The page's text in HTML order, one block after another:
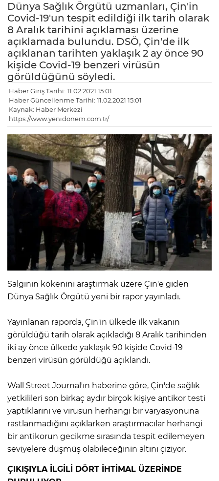
Dünya Sağlık Örgütü uzmanları, Çin'in
Covid-19'un tespit edildiği ilk tarih olarak
8 Aralık tarihini açıklaması üzerine
açıklamada bulundu. DSÖ, Çin'de ilk
açıklanan tarihten yaklaşık 2 ay önce 90
kişide Covid-19 benzeri virüsün
görüldüğünü söyledi.
Haber Giriş Tarihi: 11.02.2021 15:01
Haber Güncellenme Tarihi: 11.02.2021 15:01
Kaynak: Haber Merkezi
https://www.yenidonem.com.tr/
Salgının kökenini araştırmak üzere Çin'e giden
Dünya Sağlık Örgütü yeni bir rapor yayınladı.
Yayınlanan raporda, Çin'in ülkede ilk vakanın
görüldüğü tarih olarak açıkladığı 8 Aralık tarihinden
iki ay önce ülkede yaklaşık 90 kişide Covid-19
benzeri virüsün görüldüğü açıklandı.
Wall Street Journal'ın haberine göre, Çin'de sağlık
yetkilileri son birkaç aydır birçok kişiye antikor testi
yaptıklarını ve virüsün herhangi bir varyasyonuna
rastlanmadığını açıklarken araştırmacılar herhangi
bir antikorun gecikme sırasında tespit edilemeyen
seviyelere düşmüş olabileceğinin altını çiziyor.
ÇIKIŞIYLA İLGİLİ DÖRT İHTİMAL ÜZERİNDE